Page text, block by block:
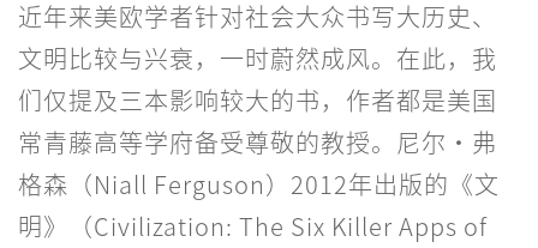
近年来美欧学者针对社会大众书写大历史、
文明比较与兴衰，一时蔚然成风。在此，我
们仅提及三本影响较大的书，作者都是美国
常青藤高等学府备受尊敬的教授。尼尔·弗
格森（Niall Ferguson）2012年出版的《文
明》（Civilization: The Six Killer Apps of